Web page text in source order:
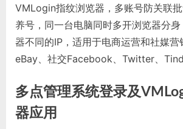
VMLogin指纹浏览器，多账号防关联
养号，同一台电脑同时多开浏览器分
器不同的IP，适用于电商运营和社媒营
eBay、社交Facebook、Twitter、
多点管理系统登录及
器应用